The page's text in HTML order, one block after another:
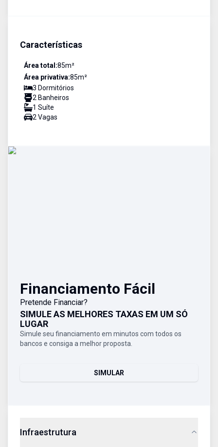
Características
Área total:85m²
Área privativa:85m²
3 Dormitórios
2 Banheiros
1 Suíte
2 Vagas
Financiamento Fácil
Pretende Financiar?
SIMULE AS MELHORES TAXAS EM UM SÓ
LUGAR
Simule seu financiamento em minutos com todos os
bancos e consiga a melhor proposta.
SIMULAR
Infraestrutura